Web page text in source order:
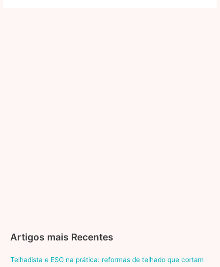
Artigos mais Recentes
Telhadista e ESG na prática: reformas de telhado que cortam